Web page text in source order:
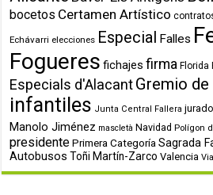
bocetos Certamen Artístico
Echávarri elecciones Especial Falles
Fogueres fichajes firma Florida
Especials d'AlacantGremio
infantiles Junta Central Fallera jurado
Manolo Jiménez mascletà Navidad Polígon
presidente Primera Categoría Sagrada
Autobusos Toñi Martín-Zarco Valencia